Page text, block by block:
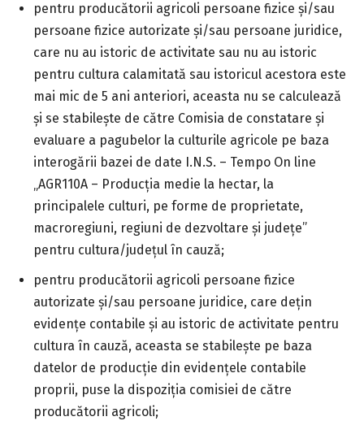
pentru producătorii agricoli persoane fizice şi/sau
persoane fizice autorizate şi/sau persoane juridice,
care nu au istoric de activitate sau nu au istoric
pentru cultura calamitată sau istoricul acestora este
mai mic de 5 ani anteriori, aceasta nu se calculează
şi se stabilește de către Comisia de constatare şi
evaluare a pagubelor la culturile agricole pe baza
interogării bazei de date I.N.S. – Tempo On line
„AGR110A – Producţia medie la hectar, la
principalele culturi, pe forme de proprietate,
macroregiuni, regiuni de dezvoltare şi judeţe”
pentru cultura/judeţul în cauză;
pentru producătorii agricoli persoane fizice
autorizate şi/sau persoane juridice, care dețin
evidenţe contabile şi au istoric de activitate pentru
cultura în cauză, aceasta se stabilește pe baza
datelor de producţie din evidenţele contabile
proprii, puse la dispoziţia comisiei de către
producătorii agricoli;